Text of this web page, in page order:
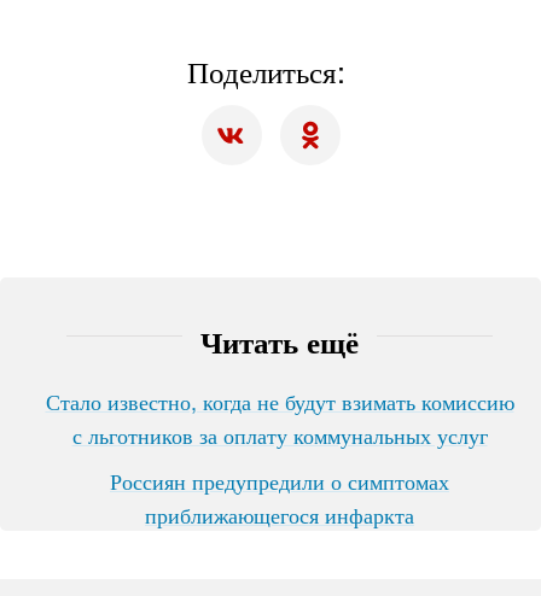
Поделиться:
Читать ещё
Стало известно, когда не будут взимать комиссию
с льготников за оплату коммунальных услуг
Россиян предупредили о симптомах
приближающегося инфаркта